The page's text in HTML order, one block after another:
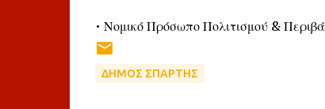
• Νομικό Πρόσωπο Πολιτισμού &
ΔΗΜΟΣ ΣΠΑΡΤΗΣ